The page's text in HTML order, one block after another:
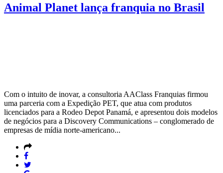
Animal Planet lança franquia no Brasil
Com o intuito de inovar, a consultoria AAClass Franquias firmou
uma parceria com a Expedição PET, que atua com produtos
licenciados para a Rodeo Depot Panamá, e apresentou dois modelos
de negócios para a Discovery Communications – conglomerado de
empresas de mídia norte-americano...